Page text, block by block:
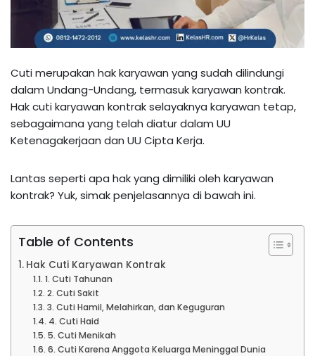
Cuti merupakan hak karyawan yang sudah dilindungi
dalam Undang-Undang, termasuk karyawan kontrak.
Hak cuti karyawan kontrak selayaknya karyawan tetap,
sebagaimana yang telah diatur dalam UU
Ketenagakerjaan dan UU Cipta Kerja.
Lantas seperti apa hak yang dimiliki oleh karyawan
kontrak? Yuk, simak penjelasannya di bawah ini.
Table of Contents
Hak Cuti Karyawan Kontrak
1. Cuti Tahunan
2. Cuti Sakit
3. Cuti Hamil, Melahirkan, dan Keguguran
4. Cuti Haid
5. Cuti Menikah
6. Cuti Karena Anggota Keluarga Meninggal Dunia